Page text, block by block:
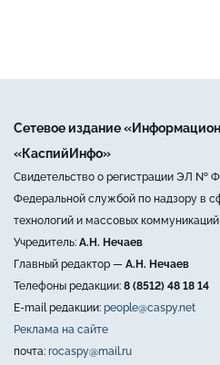
Сетевое издание
«КаспийИнфо»
Свидетельство о регистрации ЭЛ №
Федеральной службой по надзору в
технологий и массовых коммуникаций
Учредитель: А.Н. Нечаев
Главный редактор — А.Н. Нечаев
Телефоны редакции: 8 (8512) 48 18 14
E-mail редакции: people@caspy.net
Реклама на сайте
почта: rocaspy@mail.ru